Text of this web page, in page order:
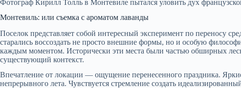
Фотограф Кирилл Толль в Монтевиле пытался уловить дух
Монтевиль: или съемка с ароматом лаванды
Поселок представляет собой интересный эксперимент по переносу
старались воссоздать не просто внешние формы, но и особую
каждым моментом. Исторически эти места были частью обширных
существующий контекст.
Впечатление от локации — ощущение перенесенного праздника.
непрерывного лета. Чувствуется стремление создать